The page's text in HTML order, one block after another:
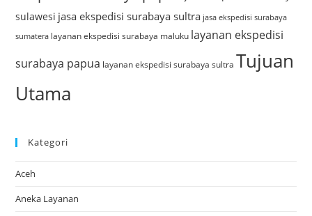
sulawesi jasa ekspedisi surabaya sultra jasa ekspedisi surabaya
sumatera layanan ekspedisi surabaya maluku layanan ekspedisi
surabaya papua layanan ekspedisi surabaya sultra Tujuan
Utama
Kategori
Aceh
Aneka Layanan